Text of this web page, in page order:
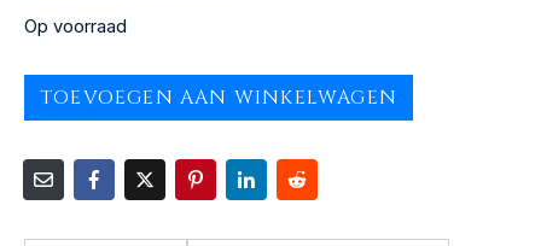
Op voorraad
TOEVOEGEN AAN WINKELWAGEN